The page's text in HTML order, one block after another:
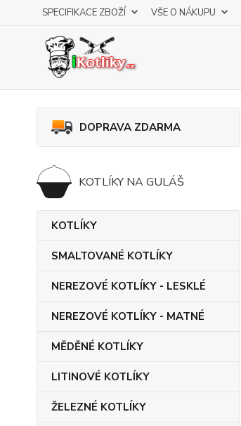
SPECIFIKACE ZBOŽÍ VŠE O NÁKUPU
DOPRAVA ZDARMA
KOTLÍKY NA GULÁŠ
KOTLÍKY
SMALTOVANÉ KOTLÍKY
NEREZOVÉ KOTLÍKY - LESKLÉ
NEREZOVÉ KOTLÍKY - MATNÉ
MĚDĚNÉ KOTLÍKY
LITINOVÉ KOTLÍKY
ŽELEZNÉ KOTLÍKY